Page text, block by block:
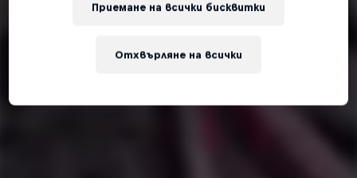
Отхвърляне на всички
Приемане на всички бисквитки